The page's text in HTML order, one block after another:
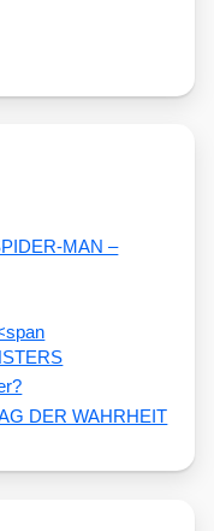
MAN –
DER WAHRHEIT